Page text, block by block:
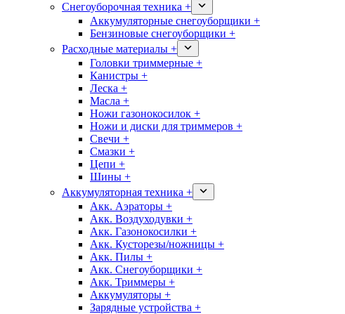
Снегоуборочная техника +
Аккумуляторные снегоуборщики +
Бензиновые снегоуборщики +
Расходные материалы +
Головки триммерные +
Канистры +
Леска +
Масла +
Ножи газонокосилок +
Ножи и диски для триммеров +
Свечи +
Смазки +
Цепи +
Шины +
Аккумуляторная техника +
Акк. Аэраторы +
Акк. Воздуходувки +
Акк. Газонокосилки +
Акк. Кусторезы/ножницы +
Акк. Пилы +
Акк. Снегоуборщики +
Акк. Триммеры +
Аккумуляторы +
Зарядные устройства +